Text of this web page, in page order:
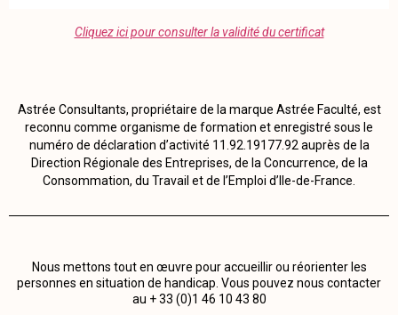
Cliquez ici pour consulter la validité du certificat
Astrée Consultants, propriétaire de la marque Astrée Faculté, est
reconnu comme organisme de formation et enregistré sous le
numéro de déclaration d’activité 11.92.19177.92 auprès de la
Direction Régionale des Entreprises, de la Concurrence, de la
Consommation, du Travail et de l’Emploi d’Ile-de-France.
Nous mettons tout en œuvre pour accueillir ou réorienter les
personnes en situation de handicap. Vous pouvez nous contacter
au + 33 (0)1 46 10 43 80